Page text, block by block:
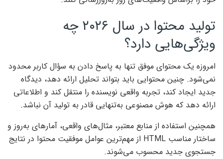
تولید محتوا در سال ۲۰۲۶ چه
ویژگی‌هایی دارد؟
امروزه یک محتوای موفق تنها به پاسخ دادن به سؤال کاربر محدود
نمی‌شود. چنین محتوایی باید بتواند تحلیل ارائه دهد، دیدگاه
جدید ایجاد کند، تجربه واقعی نویسنده را منتقل کند و اطلاعاتی
ارائه دهد که هوش مصنوعی به‌تنهایی قادر به تولید آن نباشد.
همچنین استفاده از منابع معتبر، مثال‌های واقعی، آمارهای به‌روز و
ساختار مناسب HTML از مهم‌ترین عوامل موفقیت محتوا در نتایج
جستجوی جدید محسوب می‌شوند.